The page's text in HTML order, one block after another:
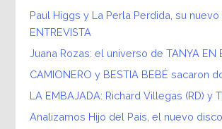
Paul Higgs y La Perla Perdida, su
ENTREVISTA
Juana Rozas: el universo de TANYA EN
CAMIONERO y BESTIA BEBÉ sacaron
LA EMBAJADA: Richard Villegas (RD) y
Analizamos Hijo del País, el nuevo